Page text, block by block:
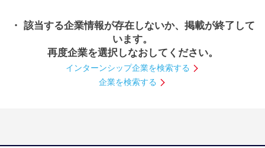
探す
【4年生】
説明会を探す
インターンを探す
・ 該当する企業情報が存在しないか、掲載が終了して
います。
再度企業を選択しなおしてください。
インターンシップ企業を検索する
企業を検索する